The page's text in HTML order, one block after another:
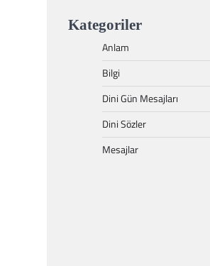
Kategoriler
Anlam
Bilgi
Dini Gün Mesajları
Dini Sözler
Mesajlar